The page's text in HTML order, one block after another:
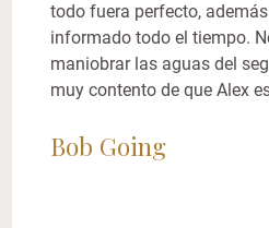
todo fuera perfecto,
informado todo el tiempo.
maniobrar las aguas del
muy contento de que Alex
Bob Going